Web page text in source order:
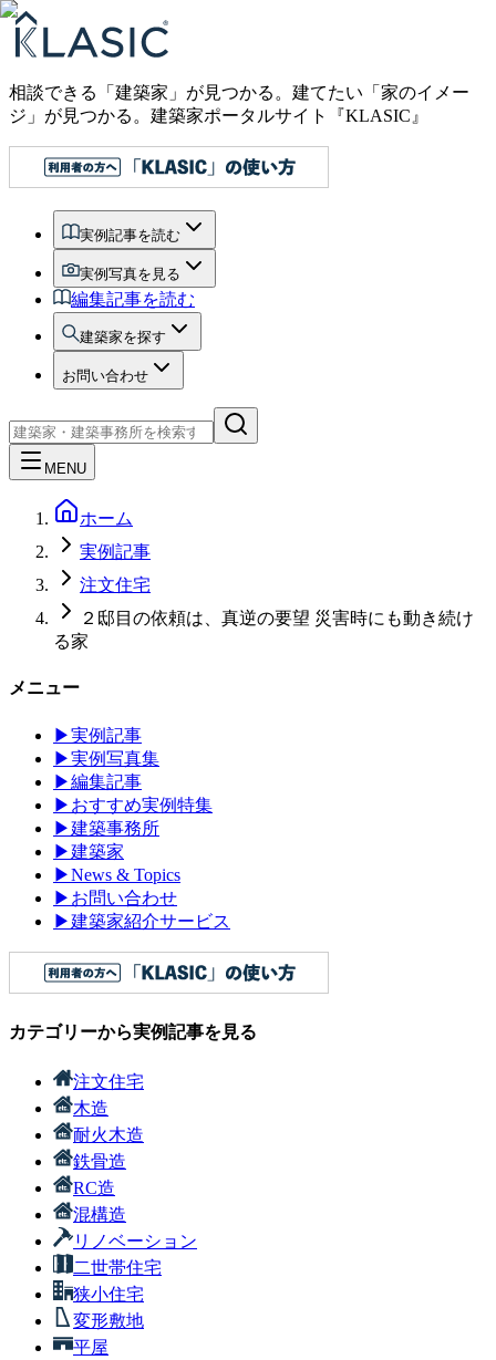
相談できる「建築家」が見つかる。建てたい「家のイメー
ジ」が見つかる。 建築家ポータルサイト『KLASIC』
実例記事を読む
実例写真を見る
編集記事を読む
建築家を探す
お問い合わせ
MENU
ホーム
実例記事
注文住宅
２邸目の依頼は、真逆の要望 災害時にも動き続け
る家
メニュー
▶実例記事
▶実例写真集
▶編集記事
▶ おすすめ実例特集
▶建築事務所
▶建築家
▶News & Topics
▶ お問い合わせ
▶建築家紹介サービス
カテゴリーから実例記事を見る
注文住宅
木造
耐火木造
鉄骨造
RC造
混構造
リノベーション
二世帯住宅
狭小住宅
変形敷地
平屋